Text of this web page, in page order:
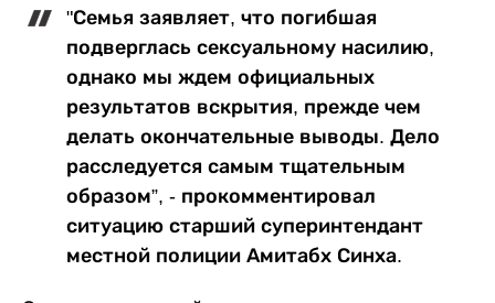
"Семья заявляет, что погибшая
подверглась сексуальному насилию,
однако мы ждем официальных
результатов вскрытия, прежде чем
делать окончательные выводы. Дело
расследуется самым тщательным
образом”, - прокомментировал
ситуацию старший суперинтендант
местной полиции Амитабх Синха.